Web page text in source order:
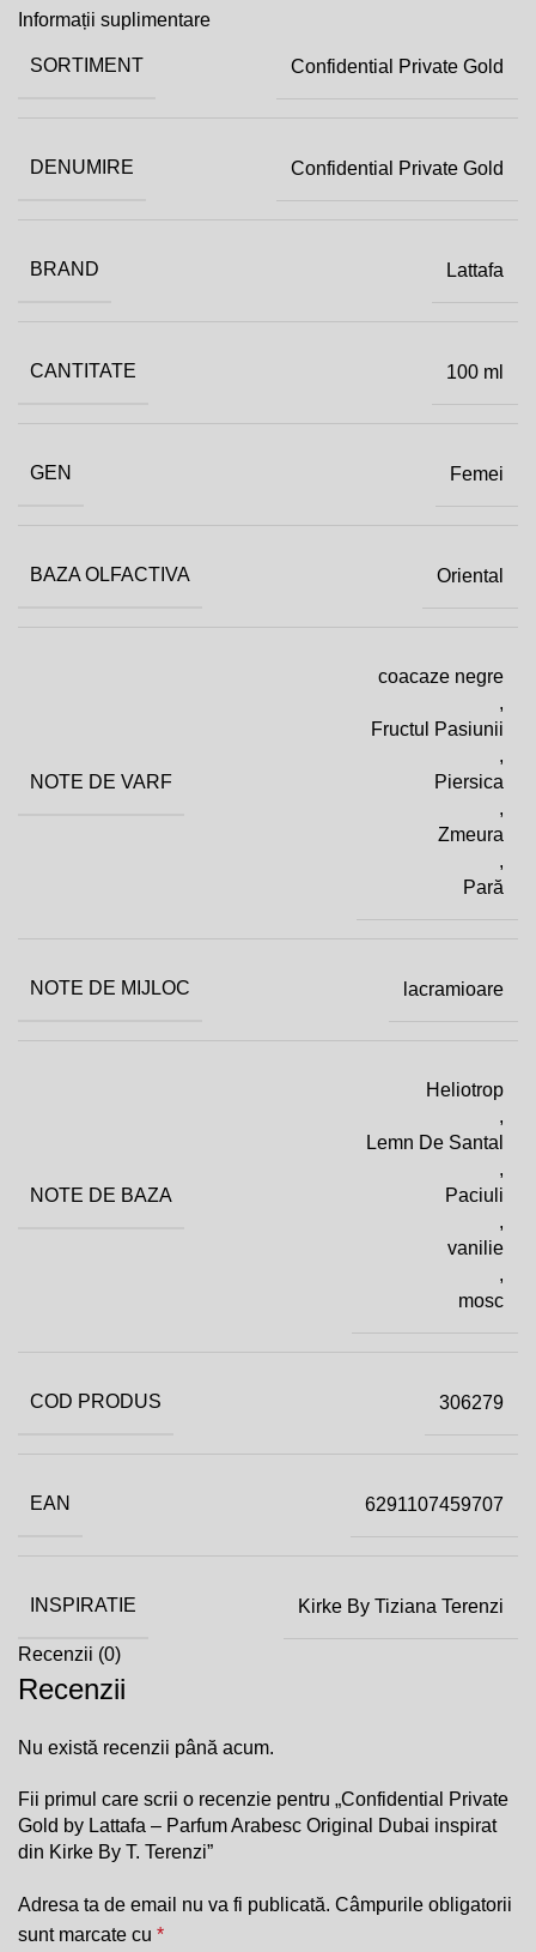
Informații suplimentare
SORTIMENT Confidential Private Gold
DENUMIRE Confidential Private Gold
BRAND Lattafa
CANTITATE 100 ml
GEN Femei
BAZA OLFACTIVA Oriental
NOTE DE VARF
coacaze negre
,
Fructul Pasiunii
,
Piersica
,
Zmeura
,
Pară
NOTE DE MIJLOC lacramioare
NOTE DE BAZA
Heliotrop
,
Lemn De Santal
,
Paciuli
,
vanilie
,
mosc
COD PRODUS 306279
EAN 6291107459707
INSPIRATIE Kirke By Tiziana Terenzi
Recenzii (0)
Recenzii
Nu există recenzii până acum.
Fii primul care scrii o recenzie pentru „Confidential Private
Gold by Lattafa – Parfum Arabesc Original Dubai inspirat
din Kirke By T. Terenzi”
Adresa ta de email nu va fi publicată. Câmpurile obligatorii
sunt marcate cu *